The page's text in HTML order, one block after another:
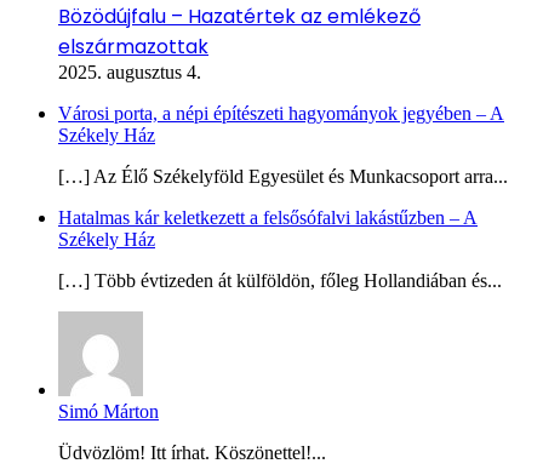
Bözödújfalu – Hazatértek az emlékező
elszármazottak
2025. augusztus 4.
Városi porta, a népi építészeti hagyományok jegyében – A
Székely Ház
[…] Az Élő Székelyföld Egyesület és Munkacsoport arra...
Hatalmas kár keletkezett a felsősófalvi lakástűzben – A
Székely Ház
[…] Több évtizeden át külföldön, főleg Hollandiában és...
Simó Márton
Üdvözlöm! Itt írhat. Köszönettel!...